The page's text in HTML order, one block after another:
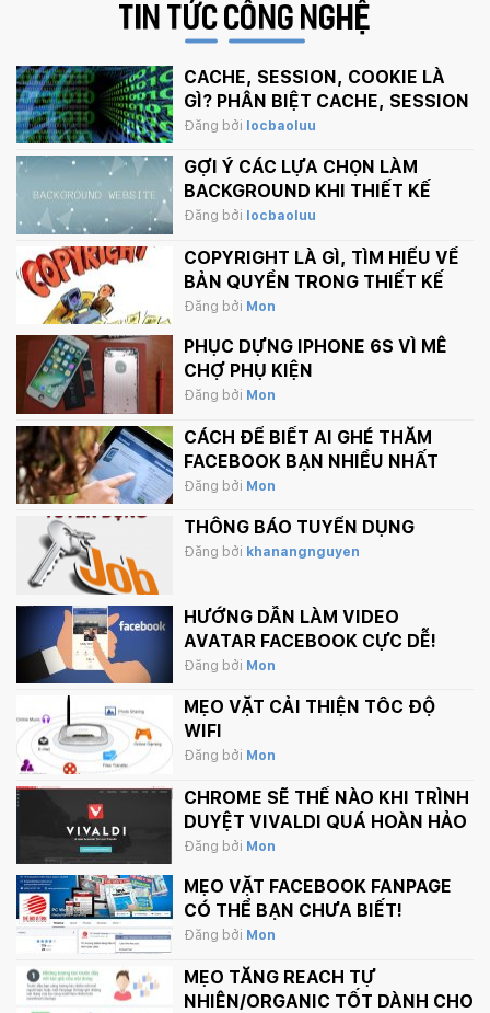
TIN TỨCCÔNG NGHỆ
CACHE, SESSION, COOKIE LÀ
GÌ? PHÂN BIỆT CACHE, SESSION
VÀ COOKIE
Đăng bởi locbaoluu
GỢI Ý CÁC LỰA CHỌN LÀM
BACKGROUND KHI THIẾT KẾ
WEBSITE
Đăng bởi locbaoluu
COPYRIGHT LÀ GÌ, TÌM HIỂU VỀ
BẢN QUYỀN TRONG THIẾT KẾ
Đăng bởi Mon
PHỤC DỰNG IPHONE 6S VÌ MÊ
CHỢ PHỤ KIỆN
Đăng bởi Mon
CÁCH ĐỂ BIẾT AI GHÉ THĂM
FACEBOOK BẠN NHIỀU NHẤT
Đăng bởi Mon
THÔNG BÁO TUYỂN DỤNG
Đăng bởi khanangnguyen
HƯỚNG DẪN LÀM VIDEO
AVATAR FACEBOOK CỰC DỄ!
Đăng bởi Mon
MẸO VẶT CẢI THIỆN TỐC ĐỘ
WIFI
Đăng bởi Mon
CHROME SẼ THẾ NÀO KHI TRÌNH
DUYỆT VIVALDI QUÁ HOÀN HẢO
Đăng bởi Mon
MẸO VẶT FACEBOOK FANPAGE
CÓ THỂ BẠN CHƯA BIẾT!
Đăng bởi Mon
MẸO TĂNG REACH TỰ
NHIÊN/ORGANIC TỐT DÀNH CHO